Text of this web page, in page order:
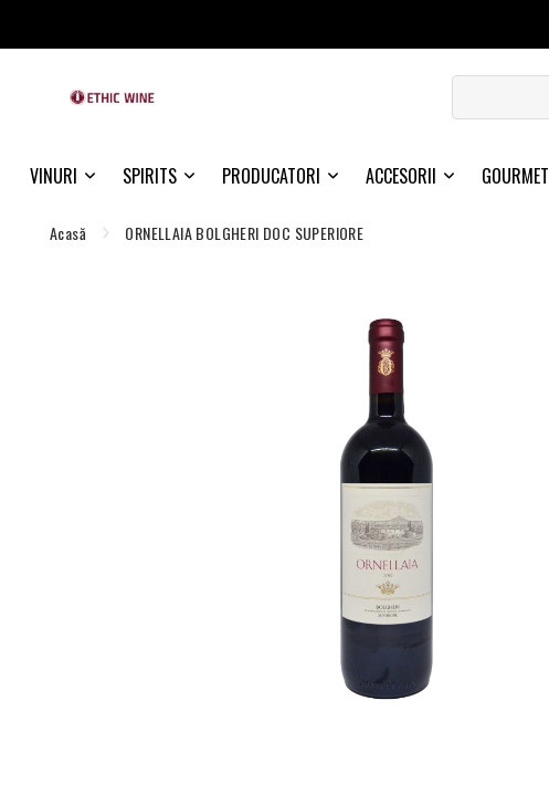
VINURI SPIRITS PRODUCATORI ACCESORII GOURMET
Acasă ORNELLAIA BOLGHERI DOC SUPERIORE